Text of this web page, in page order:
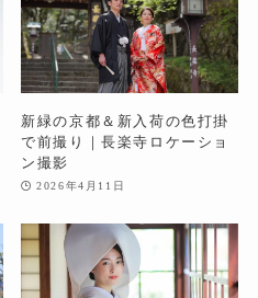
新緑の京都＆新入荷の色打掛
で前撮り｜長楽寺ロケーショ
ン撮影
2026年4月11日